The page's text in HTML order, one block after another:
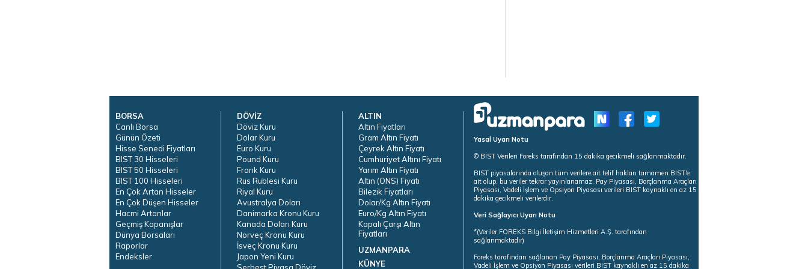
BORSA
Canlı Borsa
Günün Özeti
Hisse Senedi Fiyatları
BIST 30 Hisseleri
BIST 50 Hisseleri
BIST 100 Hisseleri
En Çok Artan Hisseler
En Çok Düşen Hisseler
Hacmi Artanlar
Geçmiş Kapanışlar
Dünya Borsaları
Raporlar
Endeksler
DÖVİZ
Döviz Kuru
Dolar Kuru
Euro Kuru
Pound Kuru
Frank Kuru
Rus Rublesi Kuru
Riyal Kuru
Avustralya Doları
Danimarka Kronu Kuru
Kanada Doları Kuru
Norveç Kronu Kuru
İsveç Kronu Kuru
Japon Yeni Kuru
Serbest Piyasa Döviz
ALTIN
Altın Fiyatları
Gram Altın Fiyatı
Çeyrek Altın Fiyatı
Cumhuriyet Altını Fiyatı
Yarım Altın Fiyatı
Altın (ONS) Fiyatı
Bilezik Fiyatları
Dolar/Kg Altın Fiyatı
Euro/Kg Altın Fiyatı
Kapalı Çarşı Altın
Fiyatları
UZMANPARA
KÜNYE
Yasal Uyarı Notu
© BİST Verileri Foreks tarafından 15 dakika gecikmeli sağlanmaktadır.
BIST piyasalarında oluşan tüm verilere ait telif hakları tamamen BIST'e
ait olup, bu veriler tekrar yayınlanamaz. Pay Piyasası, Borçlanma Araçları
Piyasası, Vadeli İşlem ve Opsiyon Piyasası verileri BIST kaynaklı en az 15
dakika gecikmeli verilerdir.
Veri Sağlayıcı Uyarı Notu
*(Veriler FOREKS Bilgi İletişim Hizmetleri A.Ş. tarafından
sağlanmaktadır)
Foreks tarafından sağlanan Pay Piyasası, Borçlanma Araçları Piyasası,
Vadeli İşlem ve Opsiyon Piyasası verileri BIST kaynaklı en az 15 dakika